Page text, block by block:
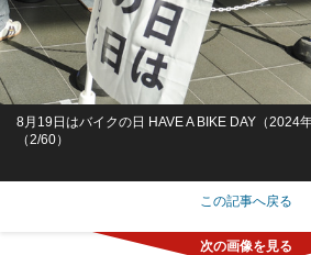
8月19日はバイクの日 HAVE A BIKE DAY（2024
（2/60）
この記事へ戻る